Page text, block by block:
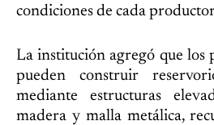
condiciones de cada
La institución agregó que los
pueden construir
mediante estructuras
madera y malla metálica,